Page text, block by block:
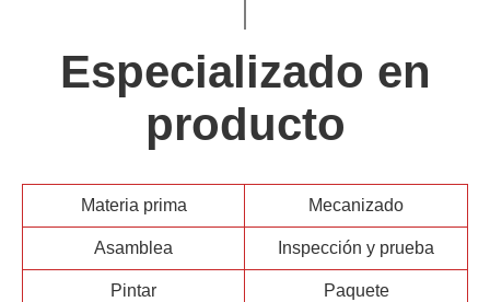
Especializado en
producto
Materia prima Mecanizado
Asamblea Inspección y prueba
Pintar Paquete